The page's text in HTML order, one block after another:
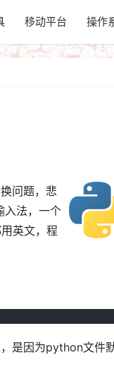
移动平台 操作
问题，悲
入法，一个
英文，程
是因为python文件